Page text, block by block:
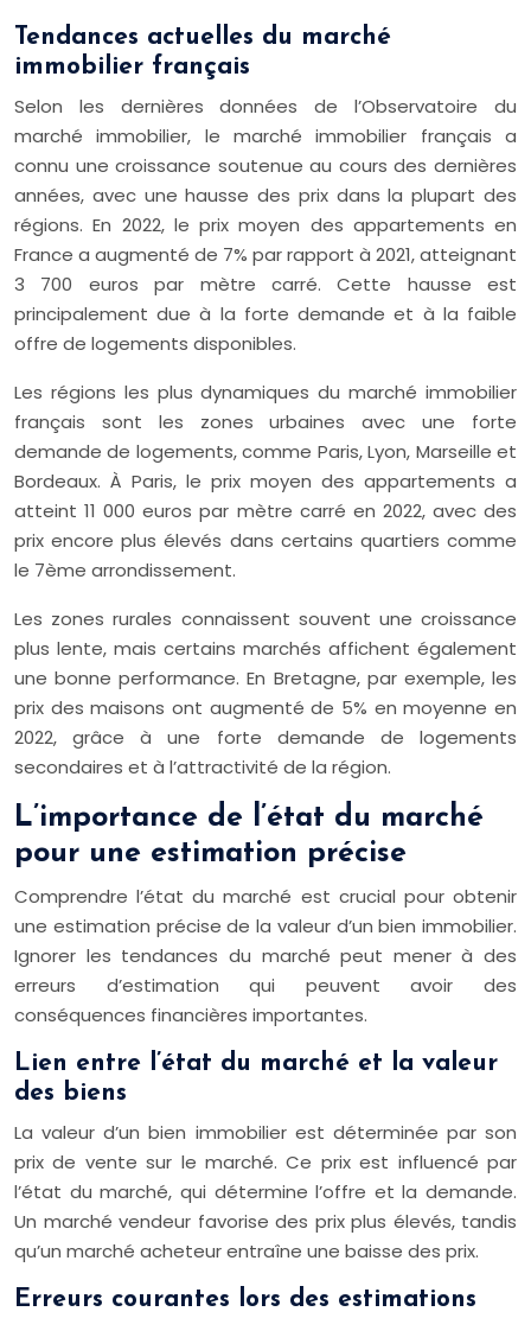
Tendances actuelles du marché
immobilier français
Selon les dernières données de l’Observatoire du
marché immobilier, le marché immobilier français a
connu une croissance soutenue au cours des dernières
années, avec une hausse des prix dans la plupart des
régions. En 2022, le prix moyen des appartements en
France a augmenté de 7% par rapport à 2021, atteignant
3 700 euros par mètre carré. Cette hausse est
principalement due à la forte demande et à la faible
offre de logements disponibles.
Les régions les plus dynamiques du marché immobilier
français sont les zones urbaines avec une forte
demande de logements, comme Paris, Lyon, Marseille et
Bordeaux. À Paris, le prix moyen des appartements a
atteint 11 000 euros par mètre carré en 2022, avec des
prix encore plus élevés dans certains quartiers comme
le 7ème arrondissement.
Les zones rurales connaissent souvent une croissance
plus lente, mais certains marchés affichent également
une bonne performance. En Bretagne, par exemple, les
prix des maisons ont augmenté de 5% en moyenne en
2022, grâce à une forte demande de logements
secondaires et à l’attractivité de la région.
L’importance de l’état du marché
pour une estimation précise
Comprendre l’état du marché est crucial pour obtenir
une estimation précise de la valeur d’un bien immobilier.
Ignorer les tendances du marché peut mener à des
erreurs d’estimation qui peuvent avoir des
conséquences financières importantes.
Lien entre l’état du marché et la valeur
des biens
La valeur d’un bien immobilier est déterminée par son
prix de vente sur le marché. Ce prix est influencé par
l’état du marché, qui détermine l’offre et la demande.
Un marché vendeur favorise des prix plus élevés, tandis
qu’un marché acheteur entraîne une baisse des prix.
Erreurs courantes lors des estimations